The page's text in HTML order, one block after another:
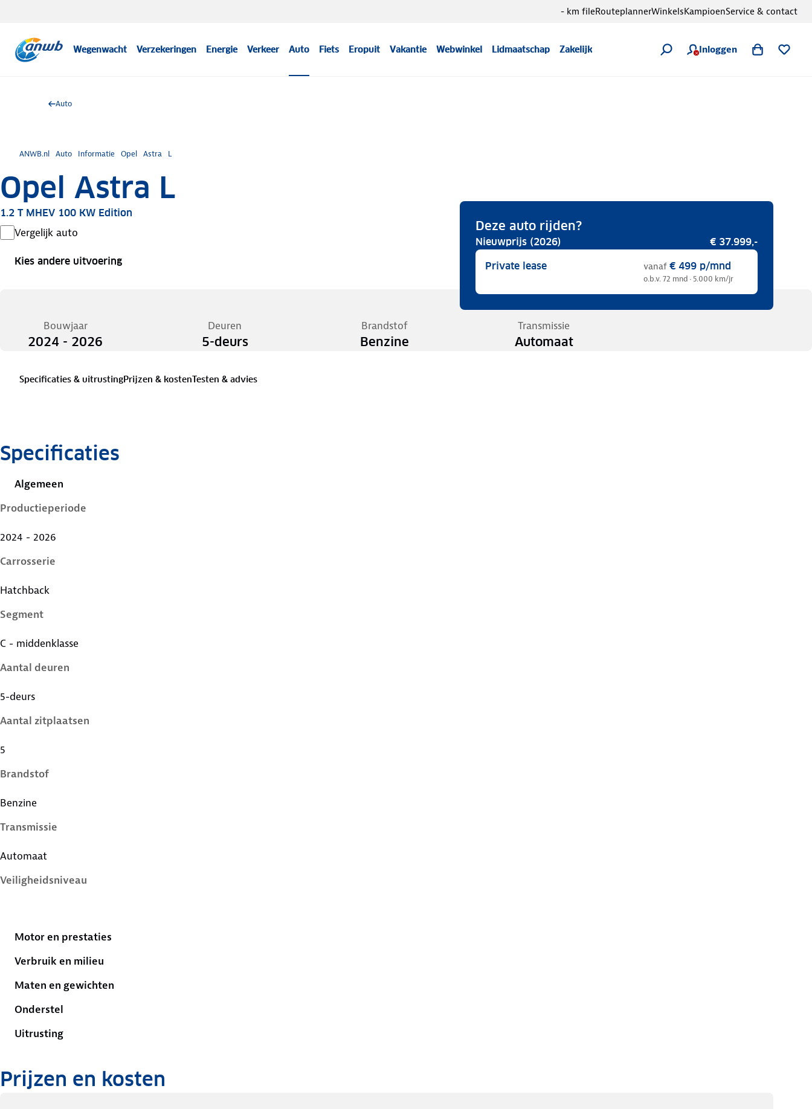
Wegenwacht Verzekeringen Energie Verkeer Auto Fiets Eropuit Vakantie Webwinkel Lidmaatschap Zakelijk Inloggen
- km fileRouteplannerWinkelsKampioenService & contact
Auto
ANWB.nl Auto Informatie Opel Astra L
Opel Astra L
1.2 T MHEV 100 KW Edition
Vergelijk auto
Kies andere uitvoering
Deze auto rijden?
Nieuwprijs (2026)
€ 37.999,-
Private lease
vanaf € 499p/mnd
o.b.v. 72 mnd · 5.000 km/jr
Bouwjaar
2024 - 2026
Deuren
5-deurs
Brandstof
Benzine
Transmissie
Automaat
Specificaties & uitrustingPrijzen & kostenTesten & advies
Specificaties
Algemeen
Productieperiode
2024 - 2026
Carrosserie
Hatchback
Segment
C - middenklasse
Aantal deuren
5-deurs
Aantal zitplaatsen
5
Brandstof
Benzine
Transmissie
Automaat
Veiligheidsniveau
Motor en prestaties
Verbruik en milieu
Maten en gewichten
Onderstel
Uitrusting
Prijzen en kosten